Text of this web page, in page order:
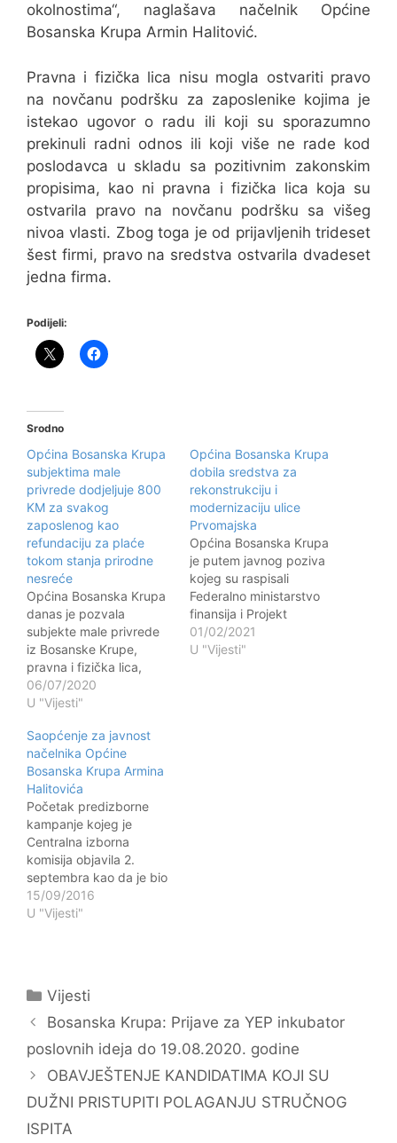
okolnostima“, naglašava načelnik Općine
Bosanska Krupa Armin Halitović.
Pravna i fizička lica nisu mogla ostvariti pravo
na novčanu podršku za zaposlenike kojima je
istekao ugovor o radu ili koji su sporazumno
prekinuli radni odnos ili koji više ne rade kod
poslodavca u skladu sa pozitivnim zakonskim
propisima, kao ni pravna i fizička lica koja su
ostvarila pravo na novčanu podršku sa višeg
nivoa vlasti. Zbog toga je od prijavljenih trideset
šest firmi, pravo na sredstva ostvarila dvadeset
jedna firma.
Podijeli:
Srodno
Općina Bosanska Krupa
subjektima male
privrede dodjeljuje 800
KM za svakog
zaposlenog kao
refundaciju za plaće
tokom stanja prirodne
nesreće
Općina Bosanska Krupa
danas je pozvala
subjekte male privrede
iz Bosanske Krupe,
pravna i fizička lica,
kojima je naredbama
štabova civilne zaštite
ostvarili pomoć sa višeg
nivoa vlasti, da se
prijave za dodjelu
nepovratnih sredstava
koja će se koristiti kao
refundacija za isplaćene
plaće za period…
06/07/2020
U "Vijesti"
Općina Bosanska Krupa
dobila sredstva za
rekonstrukciju i
modernizaciju ulice
Prvomajska
Općina Bosanska Krupa
je putem javnog poziva
kojeg su raspisali
Federalno ministarstvo
finansija i Projekt
integriranog lokalnog
razvoja, u saradnji sa
01/02/2021
U "Vijesti"
Saopćenje za javnost
načelnika Općine
Bosanska Krupa Armina
Halitovića
Početak predizborne
kampanje kojeg je
Centralna izborna
komisija objavila 2.
septembra kao da je bio
znak da otpočnu žestoki
i koordinirani napadi na
pogodovanju raznim
lobijima, pogotovo kada
nabavkama koje
raspisuje Općina
Bosanska Krupa.…
15/09/2016
U "Vijesti"
Kategorije
Vijesti
Navigacija
objava
Bosanska Krupa: Prijave za YEP inkubator
poslovnih ideja do 19.08.2020. godine
OBAVJEŠTENJE KANDIDATIMA KOJI SU
DUŽNI PRISTUPITI POLAGANJU STRUČNOG
ISPITA